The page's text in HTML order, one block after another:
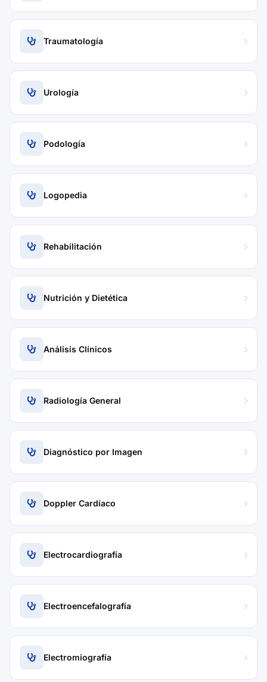
Traumatología
Urología
Podología
Logopedia
Rehabilitación
Nutrición y Dietética
Análisis Clínicos
Radiología General
Diagnóstico por Imagen
Doppler Cardíaco
Electrocardiografía
Electroencefalografía
Electromiografía